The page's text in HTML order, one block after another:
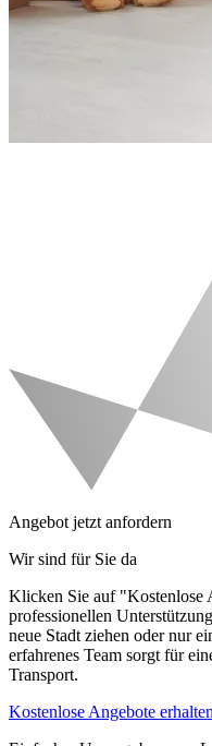
Angebot jetzt anfordern
Wir sind für Sie da
Klicken Sie auf "Kostenlose
professionellen
neue Stadt ziehen oder nur
erfahrenes Team sorgt für
Transport.
Kostenlose Angebote